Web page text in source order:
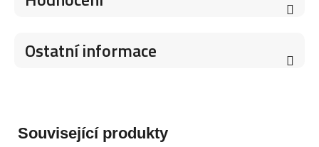
Ostatní informace
Související produkty